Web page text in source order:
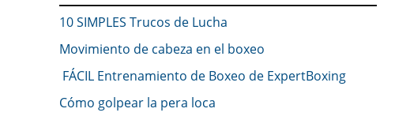
10 SIMPLES Trucos de Lucha
Movimiento de cabeza en el boxeo
FÁCIL Entrenamiento de Boxeo de ExpertBoxing
Cómo golpear la pera loca